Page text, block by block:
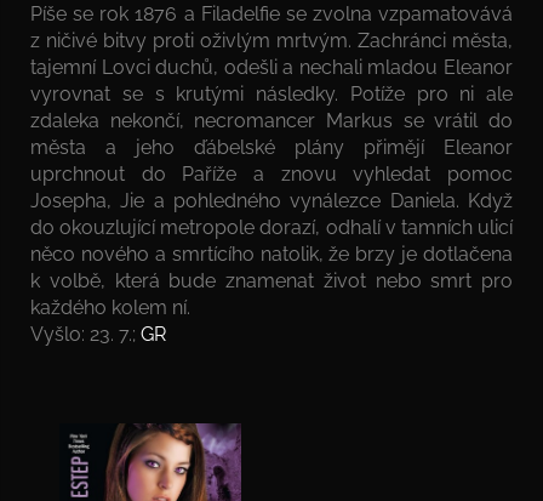
Píše se rok 1876 a Filadelfie se zvolna vzpamatovává
z ničivé bitvy proti oživlým mrtvým. Zachránci města,
tajemní Lovci duchů, odešli a nechali mladou Eleanor
vyrovnat se s krutými následky. Potíže pro ni ale
zdaleka nekončí, necromancer Markus se vrátil do
města a jeho ďábelské plány přimějí Eleanor
uprchnout do Paříže a znovu vyhledat pomoc
Josepha, Jie a pohledného vynálezce Daniela. Když
do okouzlující metropole dorazí, odhalí v tamních ulicí
něco nového a smrtícího natolik, že brzy je dotlačena
k volbě, která bude znamenat život nebo smrt pro
každého kolem ní.
Vyšlo: 23. 7.; GR